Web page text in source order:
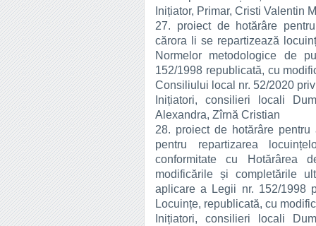
Inițiator, Primar, Cristi Valentin
27. proiect de hotărâre
cărora li se repartizează
Normelor metodologice de
152/1998 republicată, cu
Consiliului local nr. 52/2020
Inițiatori, consilieri locali
Alexandra, Zîrnă Cristian
28. proiect de hotărâre
pentru repartizarea
conformitate cu Hotărârea
modificările și completările
aplicare a Legii nr. 152/1998
Locuințe, republicată, cu
Inițiatori, consilieri locali